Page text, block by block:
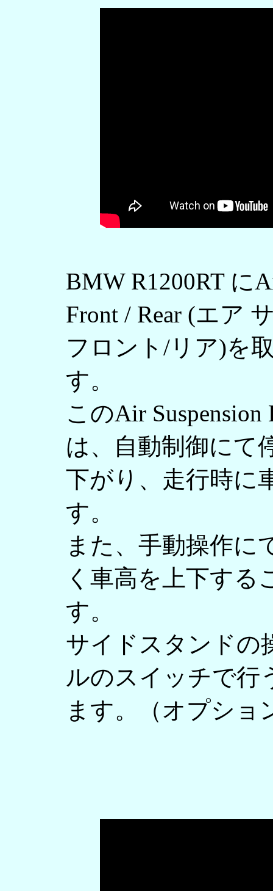
BMW R1200RT に
Front / Rear (エア
フロント/リア)を
す。
このAir Suspension
は、自動制御にて
下がり、走行時に
す。
また、手動操作に
く車高を上下する
す。
サイドスタンドの
ルのスイッチで行
ます。（オプショ